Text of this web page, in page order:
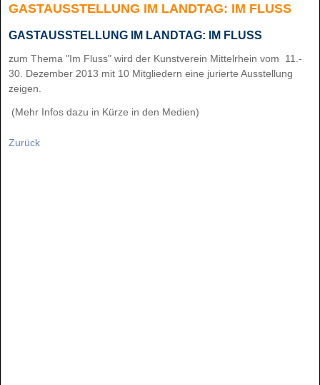
GASTAUSSTELLUNG IM LANDTAG: IM FLUSS
GASTAUSSTELLUNG IM LANDTAG: IM FLUSS
zum Thema "Im Fluss" wird der Kunstverein Mittelrhein vom 11.-
30. Dezember 2013 mit 10 Mitgliedern eine jurierte Ausstellung
zeigen.
(Mehr Infos dazu in Kürze in den Medien)
Zurück